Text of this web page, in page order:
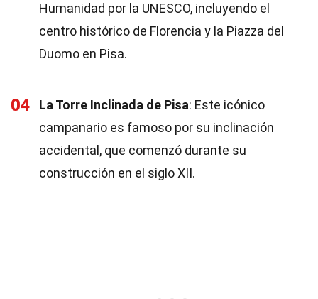
Humanidad por la UNESCO, incluyendo el
centro histórico de Florencia y la Piazza del
Duomo en Pisa.
04 La Torre Inclinada de Pisa: Este icónico
campanario es famoso por su inclinación
accidental, que comenzó durante su
construcción en el siglo XII.